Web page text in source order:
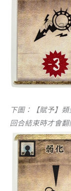
下圖：【賦予】
回合結束時才會翻